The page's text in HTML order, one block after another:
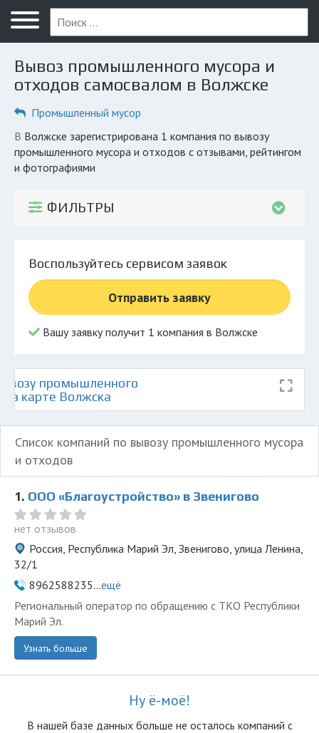
Меню
Главная
Вопрос юристу
Компании
КОМПАНИЯМ
© 2026 Все права защищены
Вывоз промышленного мусора и
отходов самосвалом в Волжске
Промышленный мусор
в Волжске зарегистрирована 1 компания по вывозу
промышленного мусора и отходов с отзывами, рейтингом
и фотографиями
ФИЛЬТРЫ
Воспользуйтесь сервисом заявок
Отправить заявку
Вашу заявку получит 1 компания в Волжске
промышленного
карте Волжска
Список компаний по вывозу промышленного мусора
и отходов
1. ООО «Благоустройство» в Звенигово
нет отзывов
Россия, Республика Марий Эл, Звенигово, улица Ленина,
32/1
8962588235...ещё
Региональный оператор по обращению с ТКО Республики
Марий Эл.
Узнать больше
Ну ё-моё!
В нашей базе данных больше не осталоcь компаний с